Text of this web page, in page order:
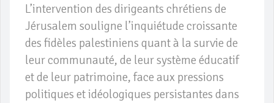
L’intervention des dirigeants chrétiens de
Jérusalem souligne l’inquiétude croissante
des fidèles palestiniens quant à la survie de
leur communauté, de leur système éducatif
et de leur patrimoine, face aux pressions
politiques et idéologiques persistantes dans